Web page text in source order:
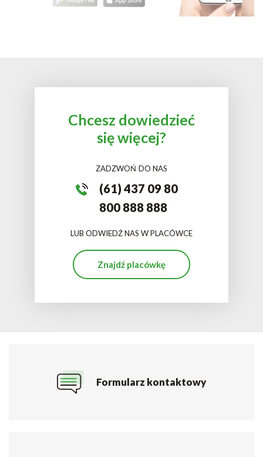
Chcesz dowiedzieć
się więcej?
ZADZWOŃ DO NAS
(61) 437 09 80
800 888 888
LUB ODWIEDŹ NAS W PLACÓWCE
Znajdź placówkę
Formularz kontaktowy